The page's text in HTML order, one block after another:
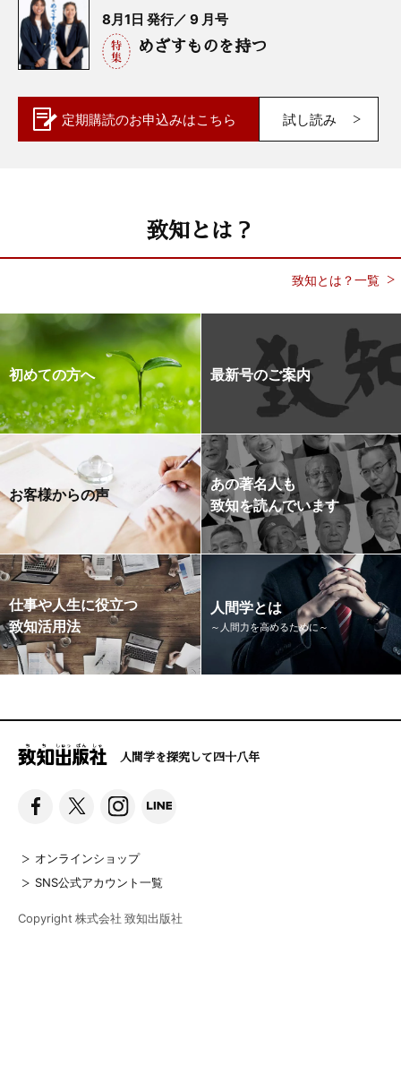
8月1日 発行／ 9 月号
めざすものを持つ
定期購読のお申込みはこちら 試し読み
致知とは？
致知とは？一覧
初めての方へ 最新号のご案内
お客様からの声
あの著名人も
致知を読んでいます
仕事や人生に役立つ
致知活用法
人間学とは
～人間力を高めるために～
人間学を探究して四十八年
オンラインショップ
SNS公式アカウント一覧
Copyright 株式会社 致知出版社